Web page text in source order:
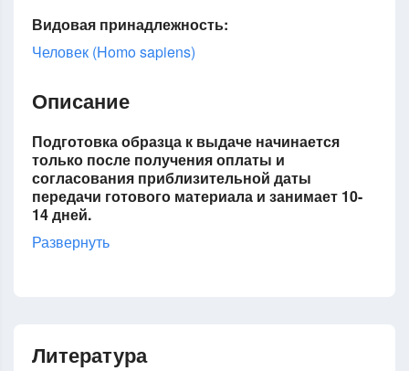
Видовая принадлежность:
Человек (Homo sapiens)
Описание
Подготовка образца к выдаче начинается
только после получения оплаты и
согласования приблизительной даты
передачи готового материала и занимает 10-
14 дней.
Развернуть
Литература